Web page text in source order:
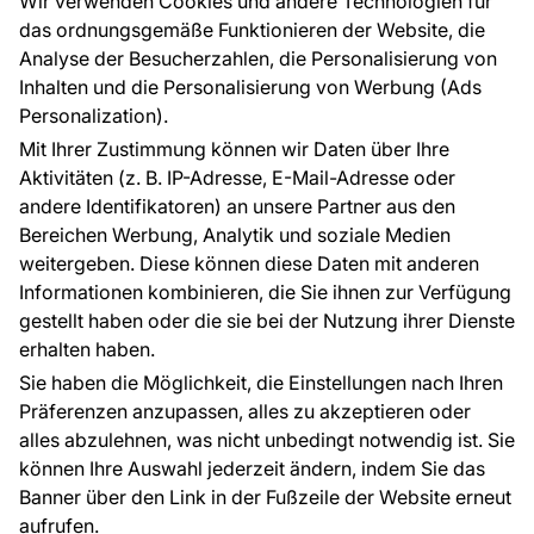
das ordnungsgemäße Funktionieren der Website, die
Analyse der Besucherzahlen, die Personalisierung von
Inhalten und die Personalisierung von Werbung (Ads
Personalization).
Mit Ihrer Zustimmung können wir Daten über Ihre
Aktivitäten (z. B. IP-Adresse, E-Mail-Adresse oder
andere Identifikatoren) an unsere Partner aus den
Bereichen Werbung, Analytik und soziale Medien
weitergeben. Diese können diese Daten mit anderen
Informationen kombinieren, die Sie ihnen zur Verfügung
gestellt haben oder die sie bei der Nutzung ihrer Dienste
erhalten haben.
Sie haben die Möglichkeit, die Einstellungen nach Ihren
Präferenzen anzupassen, alles zu akzeptieren oder
alles abzulehnen, was nicht unbedingt notwendig ist. Sie
können Ihre Auswahl jederzeit ändern, indem Sie das
Banner über den Link in der Fußzeile der Website erneut
aufrufen.
Raumvisualisierung
FÜR SIE
Blog
EU-Projekte
Ratschläge und Tipps
FAQ
ÜBER DAS UNTERNEHMEN
Kontakt
Haben Sie Fragen? Wir helfen Ihnen gerne weiter
und beraten Sie persönlich.
+49 781 95633072
service@tapeteneshop.de